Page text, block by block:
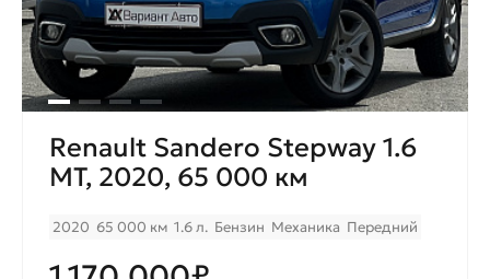
Renault Sandero Stepway 1.6
MT, 2020, 65 000 км
2020 65 000 км 1.6 л. Бензин Механика Передний